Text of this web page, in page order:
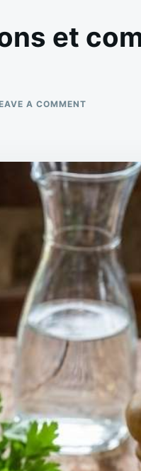
et
A COMMENT
POIVRONS
ET
COMTÉ
D’ÉTÉ
FACILE